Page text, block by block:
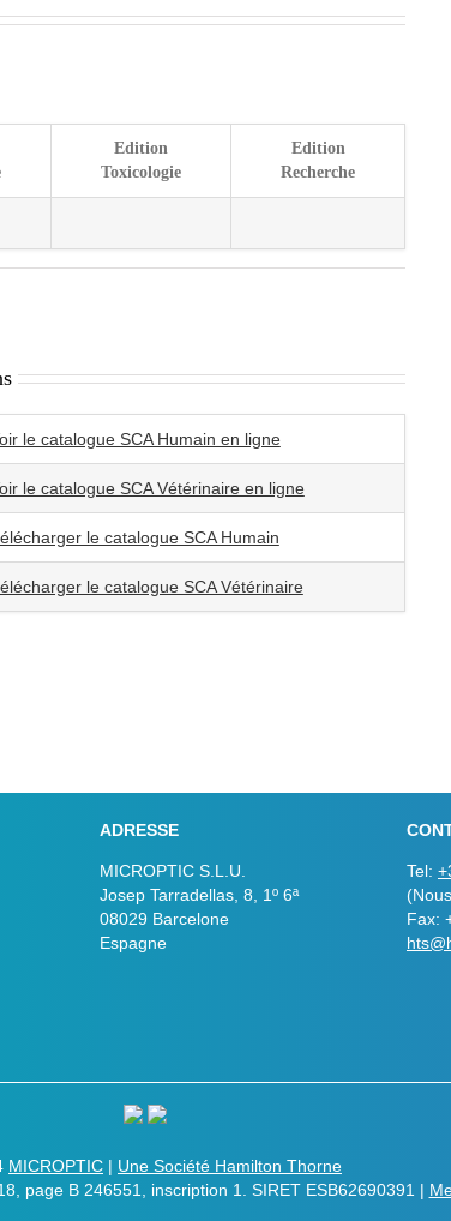
Edition
Toxicologie
Edition
Recherche
le catalogue SCA Humain en ligne
le catalogue SCA Vétérinaire en ligne
le catalogue SCA Humain
le catalogue SCA Vétérinaire
ADRESSE
MICROPTIC S.L.U.
Josep Tarradellas, 8, 1º 6ª
08029 Barcelone
Espagne
Tel:
Fax:
MICROPTIC | Une Société Hamilton Thorne
page B 246551, inscription 1. SIRET ESB62690391 |